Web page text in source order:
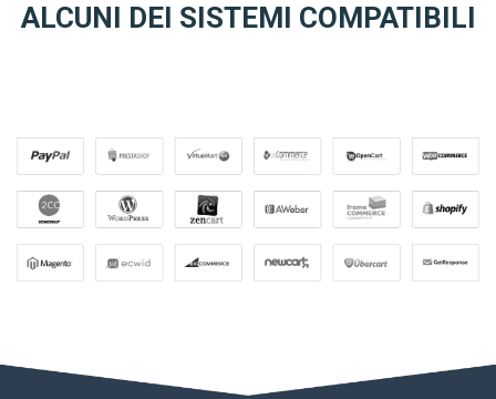
ALCUNI DEI SISTEMI COMPATIBILI